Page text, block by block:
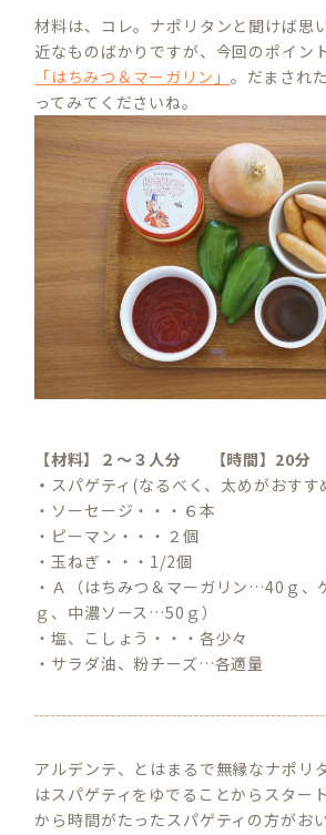
材料は、コレ。ナポリタンと聞けば思
近なものばかりですが、今回のポイント
「はちみつ＆マーガリン」 。だまされ
ってみてくださいね。
【材料】２～３人分 【時間】20分
・ スパゲティ(なるべく、太めがおす
・ソーセージ・・・６本
・ピーマン・・・２個
・玉ねぎ・・・1/2個
・Ａ（はちみつ＆マーガリン…40ｇ
ｇ、中濃ソース…50ｇ）
・塩、こしょう・・・各少々
・サラダ油、粉チーズ…各適量
アルデンテ、とはまるで無縁なナポリ
はスパゲティをゆでることからスター
から時間がたったスパゲティの方がお